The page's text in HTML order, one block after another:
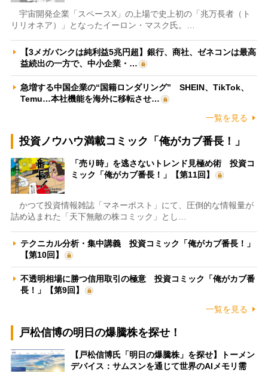
宇宙開発企業「スペースX」の上場で史上初の「兆万長者（ト
リリオネア）」となったイーロン・マスク氏。…
【3メガバンクは純利益5兆円超】銀行、商社、ゼネコンは最高
益続出の一方で、中小企業・…
急増する中国企業の“国籍ロンダリング” SHEIN、TikTok、
Temu…本社機能を海外に移転させ…
一覧を見る
投資ノウハウ満載コミック「俺がカブ番長！」
「売り時」を逃さないトレンド見極め術 投資コ
ミック「俺がカブ番長！」【第11回】
かつて投資情報雑誌「マネーポスト」にて、圧倒的な情報量が
詰め込まれた「天下無敵の株コミック」とし…
テクニカル分析・集中講義 投資コミック「俺がカブ番長！」
【第10回】
不透明相場に勝つ信用取引の極意 投資コミック「俺がカブ番
長！」【第9回】
一覧を見る
戸松信博の明日の爆騰株を探せ！
【戸松信博氏「明日の爆騰株」を探せ】トーメン
デバイス：サムスンを通じて世界のAIメモリ需